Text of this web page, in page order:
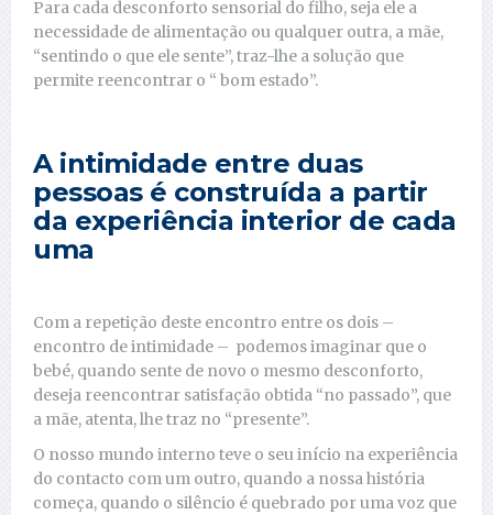
Para cada desconforto sensorial do filho, seja ele a
necessidade de alimentação ou qualquer outra, a mãe,
“sentindo o que ele sente”, traz-lhe a solução que
permite reencontrar o “ bom estado”.
A intimidade entre duas
pessoas é construída a partir
da experiência interior de cada
uma
Com a repetição deste encontro entre os dois –
encontro de intimidade – podemos imaginar que o
bebé, quando sente de novo o mesmo desconforto,
deseja reencontrar satisfação obtida “no passado”, que
a mãe, atenta, lhe traz no “presente”.
O nosso mundo interno teve o seu início na experiência
do contacto com um outro, quando a nossa história
começa, quando o silêncio é quebrado por uma voz que